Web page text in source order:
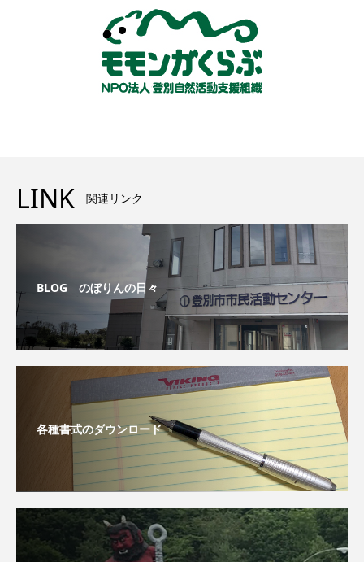
LINK 関連リンク
BLOG のぼりんの日々
各種書式のダウンロード